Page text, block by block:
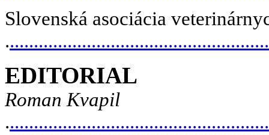
Slovenská asociácia
.
EDITORIAL
Roman Kvapil
.